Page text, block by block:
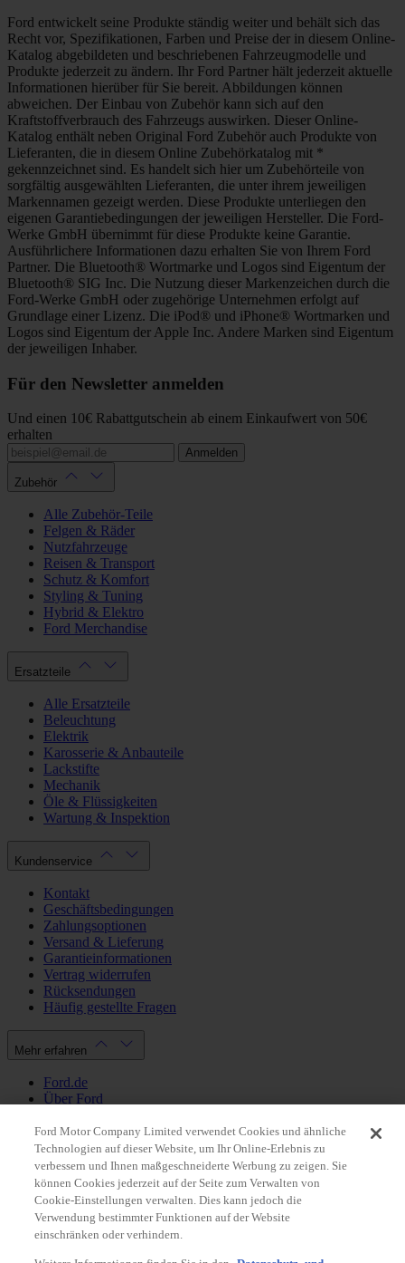
Ford entwickelt seine Produkte ständig weiter und behält sich das
Recht vor, Spezifikationen, Farben und Preise der in diesem Online-
Katalog abgebildeten und beschriebenen Fahrzeugmodelle und
Produkte jederzeit zu ändern. Ihr Ford Partner hält jederzeit aktuelle
Informationen hierüber für Sie bereit. Abbildungen können
abweichen. Der Einbau von Zubehör kann sich auf den
Kraftstoffverbrauch des Fahrzeugs auswirken. Dieser Online-
Katalog enthält neben Original Ford Zubehör auch Produkte von
Lieferanten, die in diesem Online Zubehörkatalog mit *
gekennzeichnet sind. Es handelt sich hier um Zubehörteile von
sorgfältig ausgewählten Lieferanten, die unter ihrem jeweiligen
Markennamen gezeigt werden. Diese Produkte unterliegen den
eigenen Garantiebedingungen der jeweiligen Hersteller. Die Ford-
Werke GmbH übernimmt für diese Produkte keine Garantie.
Ausführlichere Informationen dazu erhalten Sie von Ihrem Ford
Partner. Die Bluetooth® Wortmarke und Logos sind Eigentum der
Bluetooth® SIG Inc. Die Nutzung dieser Markenzeichen durch die
Ford-Werke GmbH oder zugehörige Unternehmen erfolgt auf
Grundlage einer Lizenz. Die iPod® und iPhone® Wortmarken und
Logos sind Eigentum der Apple Inc. Andere Marken sind Eigentum
der jeweiligen Inhaber.
Für den Newsletter anmelden
Und einen 10€ Rabattgutschein ab einem Einkaufwert von 50€
erhalten
Anmelden
Zubehör
Alle Zubehör-Teile
Felgen & Räder
Nutzfahrzeuge
Reisen & Transport
Schutz & Komfort
Styling & Tuning
Hybrid & Elektro
Ford Merchandise
Ersatzteile
Alle Ersatzteile
Beleuchtung
Elektrik
Karosserie & Anbauteile
Lackstifte
Mechanik
Öle & Flüssigkeiten
Wartung & Inspektion
Kundenservice
Kontakt
Geschäftsbedingungen
Zahlungsoptionen
Versand & Lieferung
Garantieinformationen
Vertrag widerrufen
Rücksendungen
Häufig gestellte Fragen
Mehr erfahren
Ford.de
Über Ford
Datenschutzbestimmungen
Impressum
Mein Konto
Login / Registrierung
Meine Bestellungen
Ford Motor Company Limited verwendet Cookies und ähnliche
Technologien auf dieser Website, um Ihr Online-Erlebnis zu
verbessern und Ihnen maßgeschneiderte Werbung zu zeigen. Sie
können Cookies jederzeit auf der Seite zum Verwalten von
Cookie-Einstellungen verwalten. Dies kann jedoch die
Verwendung bestimmter Funktionen auf der Website
einschränken oder verhindern.